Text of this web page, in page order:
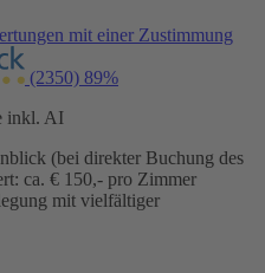
mit einer Zustimmung
(2350) 89%
inkl. AI
(bei direkter Buchung des
ca. € 150,- pro Zimmer
mit vielfältiger